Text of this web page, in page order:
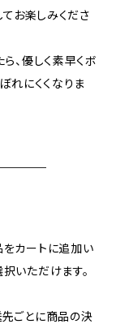
お楽しみくださ
、優しく素早くボ
れにくくなりま
カートに追加い
いただけます。
ごとに商品の決